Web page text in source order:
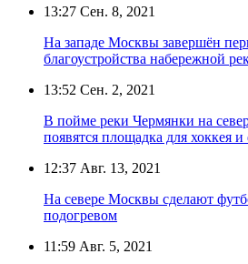
13:27 Сен. 8, 2021
На западе Москвы завершён
благоустройства набережной
13:52 Сен. 2, 2021
В пойме реки Чермянки на
появятся площадка для хоккея
12:37 Авг. 13, 2021
На севере Москвы сделают
подогревом
11:59 Авг. 5, 2021